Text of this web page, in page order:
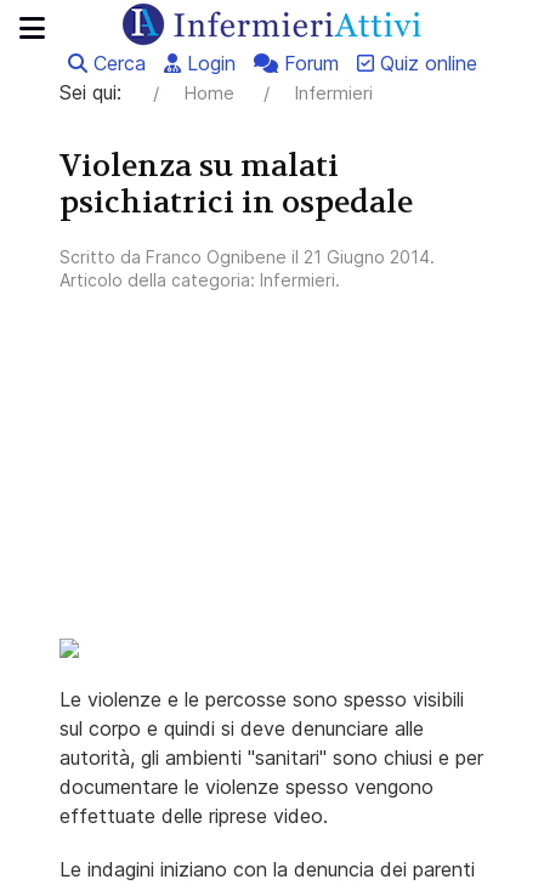
Cerca Login Forum
Quiz online
Sei qui:
Home Infermieri
Violenza su malati
psichiatrici in ospedale
Scritto da Franco Ognibene il 21 Giugno 2014.
Articolo della categoria: Infermieri.
Le violenze e le percosse sono spesso visibili
sul corpo e quindi si deve denunciare alle
autorità, gli ambienti "sanitari" sono chiusi e per
documentare le violenze spesso vengono
effettuate delle riprese video.
Le indagini iniziano con la denuncia dei parenti